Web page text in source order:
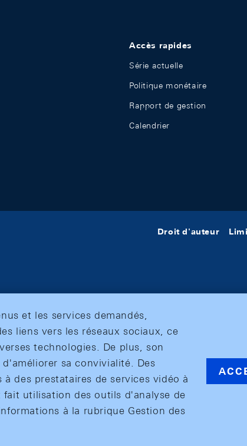
Accès rapides
Série actuelle
Politique monétaire
Rapport de gestion
Calendrier
Droit d'auteur
et les services demandés,
liens vers les réseaux sociaux, ce
technologies. De plus, son
sa convivialité. Des
des prestataires de services vidéo à
utilisation des outils d'analyse de
à la rubrique Gestion des